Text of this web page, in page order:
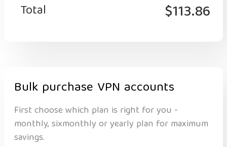
Total $113.86
Bulk purchase VPN accounts
First choose which plan is right for you -
monthly, sixmonthly or yearly plan for maximum
savings.